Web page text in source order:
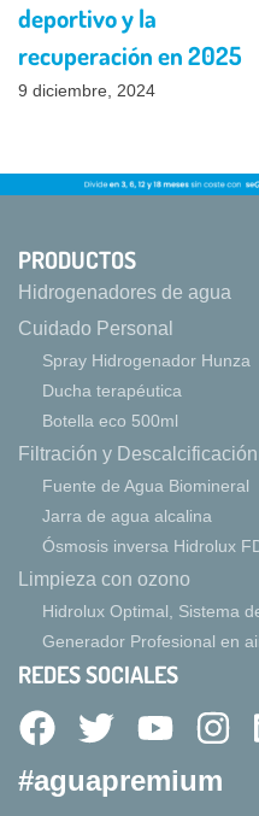
deportivo y la
recuperación en 2025
9 diciembre, 2024
PRODUCTOS
Hidrogenadores de agua
Cuidado Personal
Spray Hidrogenador Hunza
Ducha terapéutica
Botella eco 500ml
Filtración y Descalcificación
Fuente de Agua Biomineral
Jarra de agua alcalina
Ósmosis inversa Hidrolux
Limpieza con ozono
Hidrolux Optimal, Sistema
Generador Profesional en
REDES SOCIALES
#aguapremium